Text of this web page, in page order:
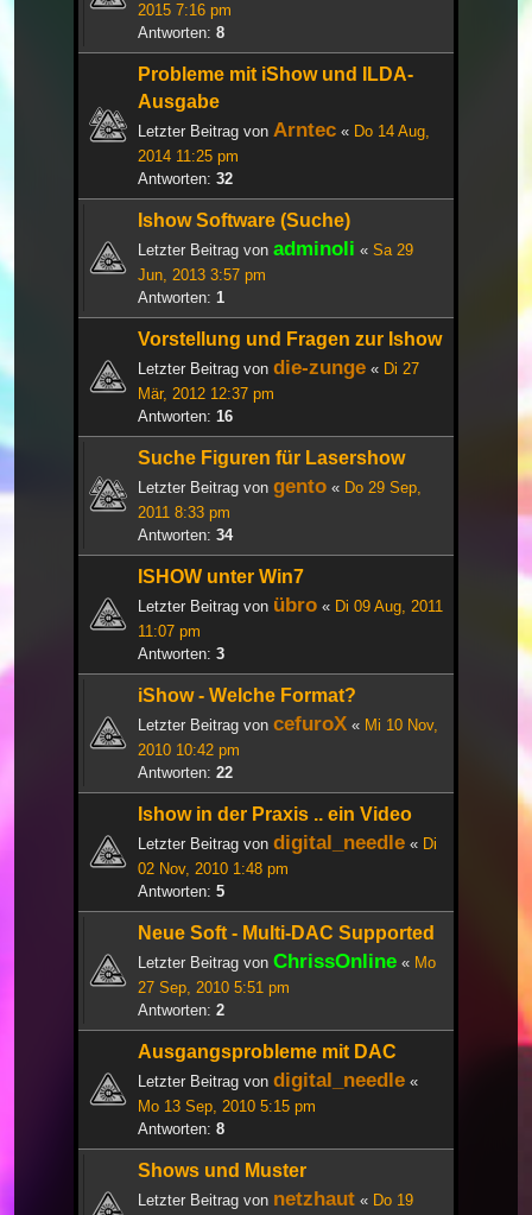
2015 7:16 pm
Antworten: 8
Probleme mit iShow und ILDA-
Ausgabe
Letzter Beitrag von Arntec « Do 14 Aug,
2014 11:25 pm
Antworten: 32
Ishow Software (Suche)
Letzter Beitrag von adminoli « Sa 29
Jun, 2013 3:57 pm
Antworten: 1
Vorstellung und Fragen zur Ishow
Letzter Beitrag von die-zunge « Di 27
Mär, 2012 12:37 pm
Antworten: 16
Suche Figuren für Lasershow
Letzter Beitrag von gento « Do 29 Sep,
2011 8:33 pm
Antworten: 34
ISHOW unter Win7
Letzter Beitrag von übro « Di 09 Aug, 2011
11:07 pm
Antworten: 3
iShow - Welche Format?
Letzter Beitrag von cefuroX « Mi 10 Nov,
2010 10:42 pm
Antworten: 22
Ishow in der Praxis .. ein Video
Letzter Beitrag von digital_needle « Di
02 Nov, 2010 1:48 pm
Antworten: 5
Neue Soft - Multi-DAC Supported
Letzter Beitrag von ChrissOnline « Mo
27 Sep, 2010 5:51 pm
Antworten: 2
Ausgangsprobleme mit DAC
Letzter Beitrag von digital_needle «
Mo 13 Sep, 2010 5:15 pm
Antworten: 8
Shows und Muster
Letzter Beitrag von netzhaut « Do 19